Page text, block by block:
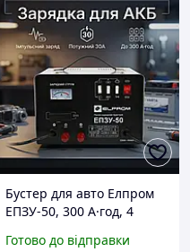
Бустер для авто Елпром
ЕПЗУ-50, 300 А·год, 4
режими захист від
Готово до відправки